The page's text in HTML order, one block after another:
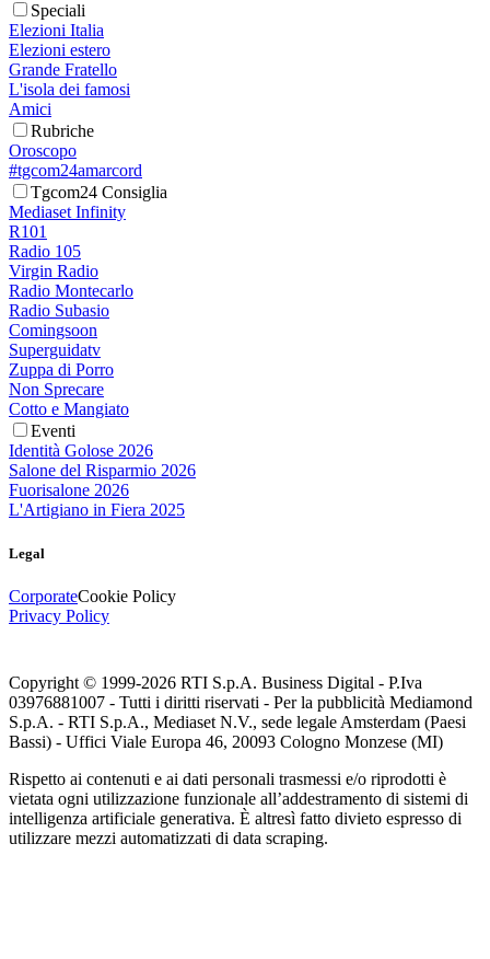
Speciali
Elezioni Italia
Elezioni estero
Grande Fratello
L'isola dei famosi
Amici
Rubriche
Oroscopo
#tgcom24amarcord
Tgcom24 Consiglia
Mediaset Infinity
R101
Radio 105
Virgin Radio
Radio Montecarlo
Radio Subasio
Comingsoon
Superguidatv
Zuppa di Porro
Non Sprecare
Cotto e Mangiato
Eventi
Identità Golose 2026
Salone del Risparmio 2026
Fuorisalone 2026
L'Artigiano in Fiera 2025
Legal
CorporateCookie Policy
Privacy Policy
Copyright © 1999-2026 RTI S.p.A. Business Digital - P.Iva
03976881007 - Tutti i diritti riservati - Per la pubblicità Mediamond
S.p.A. - RTI S.p.A., Mediaset N.V., sede legale Amsterdam (Paesi
Bassi) - Uffici Viale Europa 46, 20093 Cologno Monzese (MI)
Rispetto ai contenuti e ai dati personali trasmessi e/o riprodotti è
vietata ogni utilizzazione funzionale all’addestramento di sistemi di
intelligenza artificiale generativa. È altresì fatto divieto espresso di
utilizzare mezzi automatizzati di data scraping.